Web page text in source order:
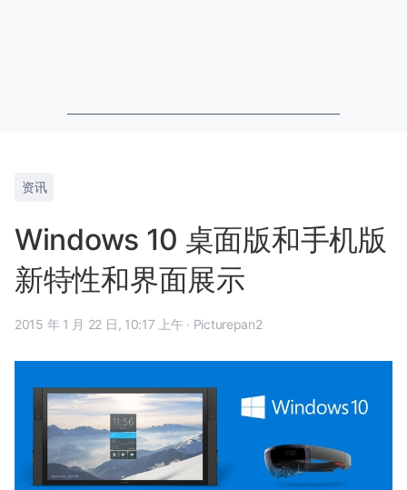
资讯
Windows 10 桌面版和手机版
新特性和界面展示
2015 年 1 月 22 日, 10:17 上午 · Picturepan2